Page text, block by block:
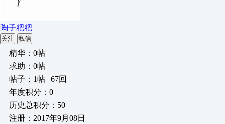
陶子粑粑
关注 私信
精华：0帖
求助：0帖
帖子：1帖 | 67回
年度积分：0
历史总积分：50
注册：2017年9月08日